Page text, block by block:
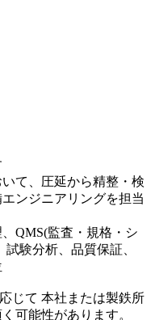
て、圧延から精整・検
ンジニアリングを担当
QMS(監査・規格・シ
験分析、品質保証、
じて 本社または製鉄所
可能性があります。